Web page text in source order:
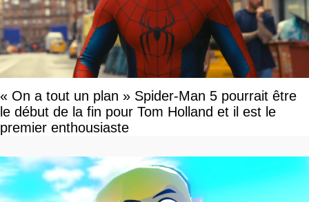
« On a tout un plan » Spider-Man 5 pourrait être
le début de la fin pour Tom Holland et il est le
premier enthousiaste